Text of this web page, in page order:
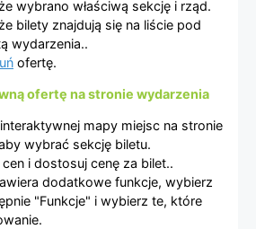
wybrano właściwą sekcję i rząd.
bilety znajdują się na liście pod
wydarzenia..
ofertę.
ofertę na stronie wydarzenia
mapy miejsc na stronie
wybrać sekcję biletu.
i dostosuj cenę za bilet..
dodatkowe funkcje, wybierz
"Funkcje" i wybierz te, które